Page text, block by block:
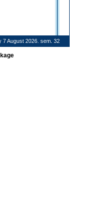
7 August 2026. sem. 32